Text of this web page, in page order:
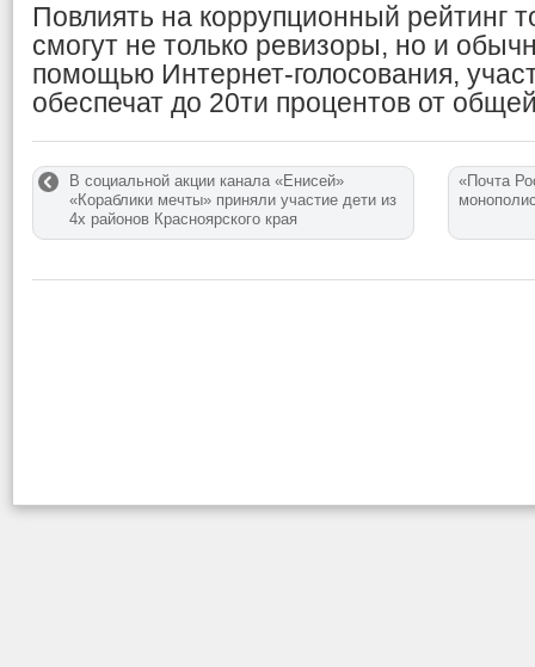
Повлиять на коррупционный рейтинг
смогут не только ревизоры, но и
помощью Интернет-голосования,
обеспечат до 20ти процентов от
В социальной акции канала «Енисей»
«Кораблики мечты» приняли участие дети из
4х районов Красноярского края
«Почта